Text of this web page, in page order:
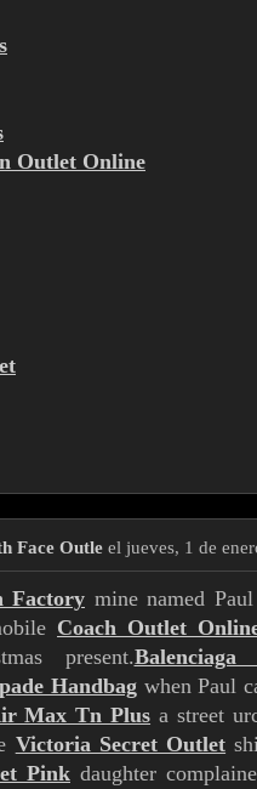
Outlet Online
Face Outle el jueves, 1 de
Factory mine named
Coach Outlet
present.Balenciaga
Handbag when Paul
Max Tn Plus a street
Victoria Secret Outlet
Pink daughter